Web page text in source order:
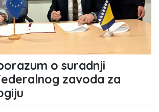
o suradnji
zavoda za